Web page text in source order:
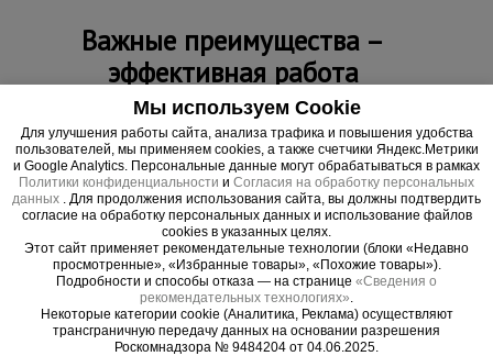
Важные преимущества –
эффективная работа
Простота обслуживания
Сменную головку всегда легко заменить
Прочность
Высокоуглеродистая инструментальная сталь. 55-58 HRC
Мы используем Cookie
Для улучшения работы сайта, анализа трафика и повышения удобства
пользователей, мы применяем cookies, а также счетчики Яндекс.Метрики
и Google Analytics. Персональные данные могут обрабатываться в рамках
Политики конфиденциальности и Согласия на обработку персональных
данных
. Для продолжения использования сайта, вы должны подтвердить
согласие на обработку персональных данных и использование файлов
cookies в указанных целях.
Этот сайт применяет рекомендательные технологии (блоки «Недавно
просмотренные», «Избранные товары», «Похожие товары»).
Подробности и способы отказа — на странице «Сведения о
рекомендательных технологиях»
Некоторые категории cookie (Аналитика, Реклама) осуществляют
трансграничную передачу данных на основании разрешения
Роскомнадзора № 9484204 от 04.06.2025.